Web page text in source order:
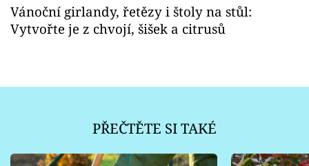
Vánoční girlandy, řetězy i štoly na stůl:
Vytvořte je z chvojí, šišek a citrusů
PŘEČTĚTE SI TAKÉ